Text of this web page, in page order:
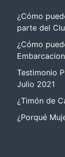
¿Cómo
parte del
¿Cómo
Testimonio
Julio 2021
¿Timón de
¿Porqué